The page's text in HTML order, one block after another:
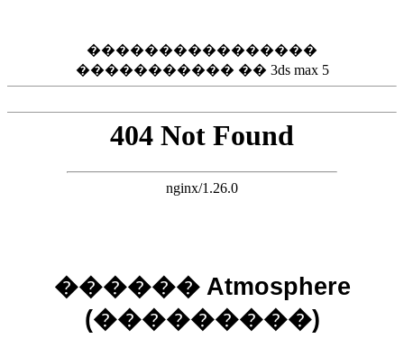
����������������
����������� �� 3ds max 5
������ Atmosphere
(���������)